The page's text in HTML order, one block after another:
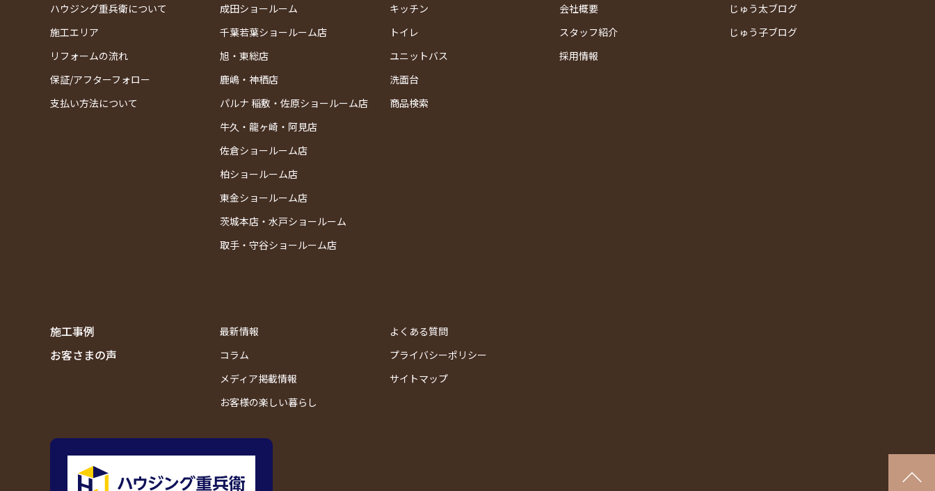
ハウジング重兵衛について
施工エリア
リフォームの流れ
保証/アフターフォロー
支払い方法について
成田ショールーム
千葉若葉ショールーム店
旭・東総店
鹿嶋・神栖店
パルナ 稲敷・佐原ショールーム店
牛久・龍ヶ崎・阿見店
佐倉ショールーム店
柏ショールーム店
東金ショールーム店
茨城本店・水戸ショールーム
取手・守谷ショールーム店
キッチン
トイレ
ユニットバス
洗面台
商品検索
会社概要
スタッフ紹介
採用情報
じゅう太ブログ
じゅう子ブログ
施工事例
お客さまの声
最新情報
コラム
メディア掲載情報
お客様の楽しい暮らし
よくある質問
プライバシーポリシー
サイトマップ